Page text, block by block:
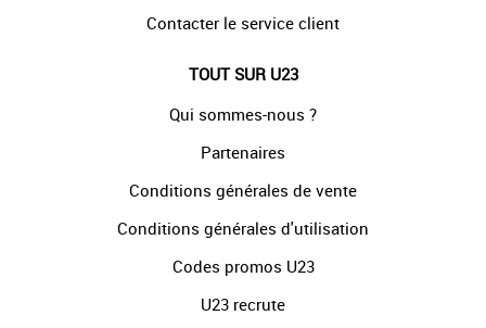
Contacter le service client
TOUT SUR U23
Qui sommes-nous ?
Partenaires
Conditions générales de vente
Conditions générales d'utilisation
Codes promos U23
U23 recrute